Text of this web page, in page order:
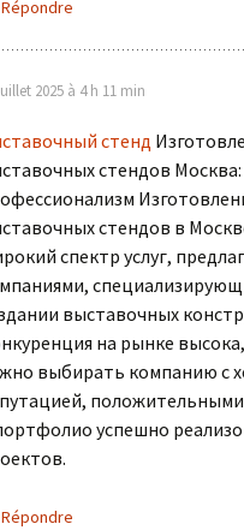
Répondre
2025 à 4 h 11 min
стенд
стендов
стендов в
спектр услуг,
выставочных
на рынке
выбирать компанию с
успешно
Répondre